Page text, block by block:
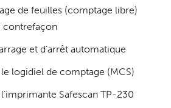
de feuilles (comptage libre)
contrefaçon
et d’arrêt automatique
logidiel de comptage (MCS)
Safescan TP-230